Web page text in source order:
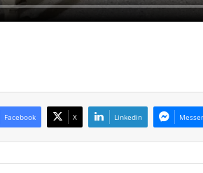
Facebook X Linkedin